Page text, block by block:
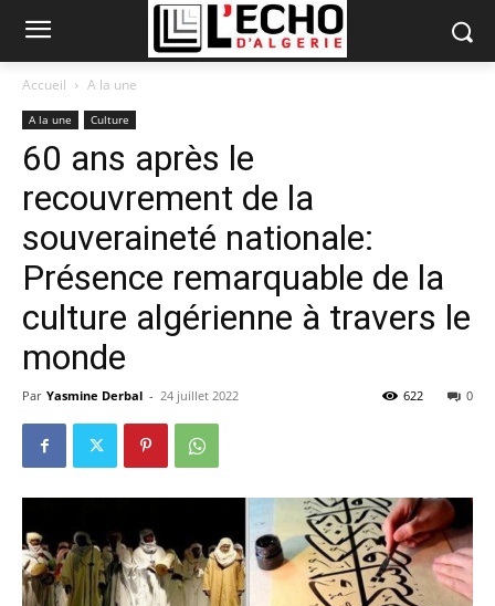
Accueil A la une
A la une Culture
60 ans après le
recouvrement de la
souveraineté nationale:
Présence remarquable de la
culture algérienne à travers le
monde
Par Yasmine Derbal - 24 juillet 2022 0
622